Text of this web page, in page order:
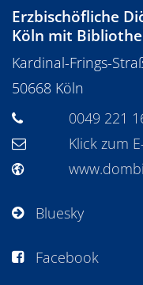
Erzbischöfliche
Köln mit
Kardinal-Frings-
50668 Köln
0049 221
Klick zum
Bluesky
Facebook